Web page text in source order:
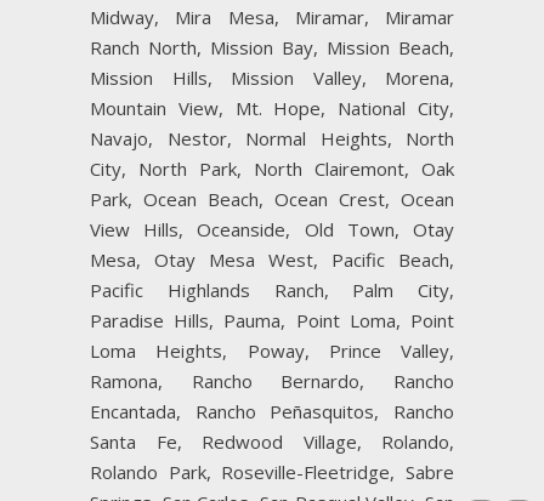
Midway, Mira Mesa, Miramar, Miramar
Ranch North, Mission Bay, Mission Beach,
Mission Hills, Mission Valley, Morena,
Mountain View, Mt. Hope, National City,
Navajo, Nestor, Normal Heights, North
City, North Park, North Clairemont, Oak
Park, Ocean Beach, Ocean Crest, Ocean
View Hills, Oceanside, Old Town, Otay
Mesa, Otay Mesa West, Pacific Beach,
Pacific Highlands Ranch, Palm City,
Paradise Hills, Pauma, Point Loma, Point
Loma Heights, Poway, Prince Valley,
Ramona, Rancho Bernardo, Rancho
Encantada, Rancho Peñasquitos, Rancho
Santa Fe, Redwood Village, Rolando,
Rolando Park, Roseville-Fleetridge, Sabre